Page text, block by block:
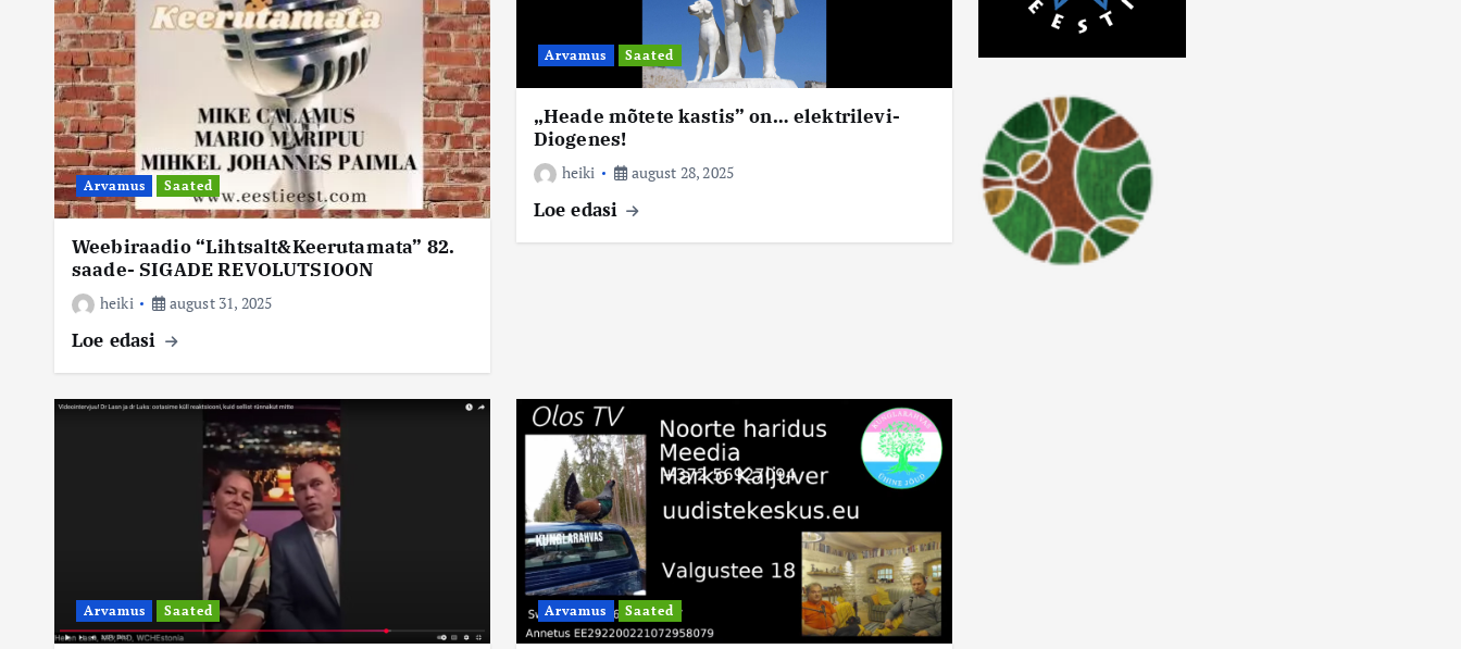
Arvamus Saated
Weebiraadio “Lihtsalt&Keerutamata” 82.
saade- SIGADE REVOLUTSIOON
heiki august 31, 2025
Loe edasi
Arvamus Saated
„Heade mõtete kastis” on… elektrilevi-
Diogenes!
heiki august 28, 2025
Loe edasi
Arvamus Saated Arvamus Saated